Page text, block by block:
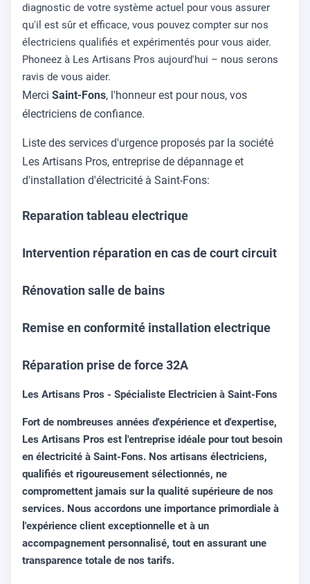
diagnostic de votre système actuel pour vous assurer
qu'il est sûr et efficace, vous pouvez compter sur nos
électriciens qualifiés et expérimentés pour vous aider.
Phoneez à Les Artisans Pros aujourd'hui – nous serons
ravis de vous aider.
Merci Saint-Fons, l'honneur est pour nous, vos
électriciens de confiance.
Liste des services d'urgence proposés par la société
Les Artisans Pros, entreprise de dépannage et
d'installation d'électricité à Saint-Fons:
Reparation tableau electrique
Intervention réparation en cas de court circuit
Rénovation salle de bains
Remise en conformité installation electrique
Réparation prise de force 32A
Les Artisans Pros - Spécialiste Electricien à Saint-Fons
Fort de nombreuses années d'expérience et d'expertise,
Les Artisans Pros est l'entreprise idéale pour tout besoin
en électricité à Saint-Fons. Nos artisans électriciens,
qualifiés et rigoureusement sélectionnés, ne
compromettent jamais sur la qualité supérieure de nos
services. Nous accordons une importance primordiale à
l'expérience client exceptionnelle et à un
accompagnement personnalisé, tout en assurant une
transparence totale de nos tarifs.